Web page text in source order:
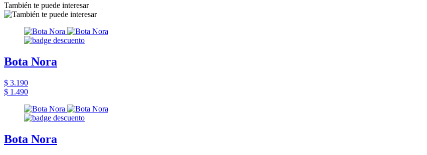
También te puede interesar
Bota Nora
$ 3.190
$ 1.490
Bota Nora